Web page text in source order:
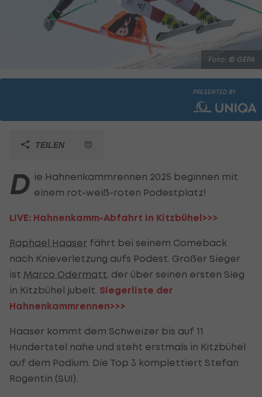
Foto: © GEPA
PRESENTED BY
TEILEN
D ie Hahnenkammrennen 2025 beginnen mit
einem rot-weiß-roten Podestplatz!
LIVE: Hahnenkamm-Abfahrt in Kitzbühel>>>
Raphael Haaser fährt bei seinem Comeback
nach Knieverletzung aufs Podest. Großer Sieger
ist Marco Odermatt , der über seinen ersten Sieg
in Kitzbühel jubelt. Siegerliste der
Hahnenkammrennen>>>
Haaser kommt dem Schweizer bis auf 11
Hundertstel nahe und steht erstmals in Kitzbühel
auf dem Podium. Die Top 3 komplettiert Stefan
Rogentin (SUI).